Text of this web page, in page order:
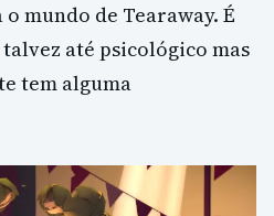
mundo de Tearaway. É
até psicológico mas
tem alguma